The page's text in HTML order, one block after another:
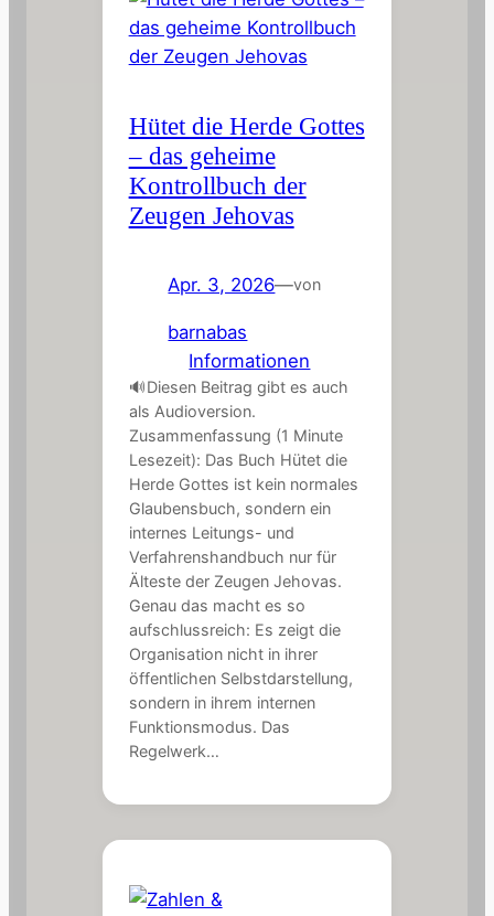
Hütet die Herde Gottes
– das geheime
Kontrollbuch der
Zeugen Jehovas
Apr. 3, 2026—von
barnabas
Informationen
🔊Diesen Beitrag gibt es auch
als Audioversion.
Zusammenfassung (1 Minute
Lesezeit): Das Buch Hütet die
Herde Gottes ist kein normales
Glaubensbuch, sondern ein
internes Leitungs- und
Verfahrenshandbuch nur für
Älteste der Zeugen Jehovas.
Genau das macht es so
aufschlussreich: Es zeigt die
Organisation nicht in ihrer
öffentlichen Selbstdarstellung,
sondern in ihrem internen
Funktionsmodus. Das
Regelwerk…